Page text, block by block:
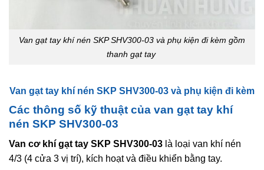
Van gạt tay khí nén SKP SHV300-03 và phụ kiện đi kèm gồm
thanh gạt tay
Van gạt tay khí nén SKP SHV300-03 và phụ kiện đi kèm
Các thông số kỹ thuật của van gạt tay khí
nén SKP SHV300-03
Van cơ khí gạt tay SKP SHV300-03 là loại van khí nén
4/3 (4 cửa 3 vị trí), kích hoạt và điều khiển bằng tay.